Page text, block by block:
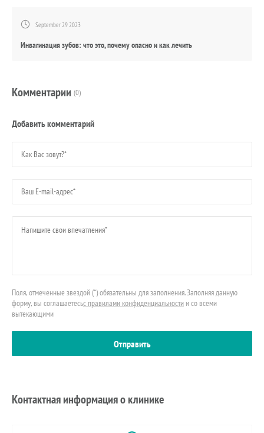
September 29 2023
Инвагинация зубов: что это, почему опасно и как лечить
Комментарии (0)
Добавить комментарий
Поля, отмеченные звездой (*) обязательны для заполнения. Заполняя данную
форму, вы соглашаетесьс правилами конфиденциальности и со всеми
вытекающими
Контактная информация о клинике